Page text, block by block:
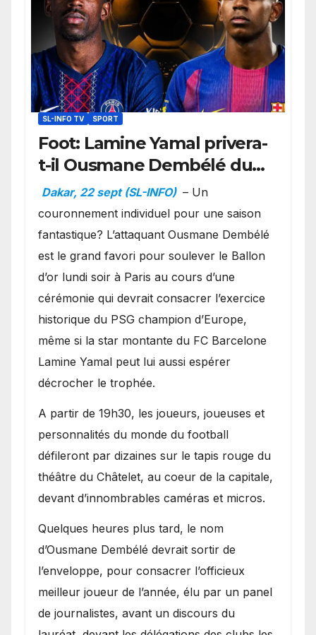
SL-INFO TV SPORT
Foot: Lamine Yamal privera-
t-il Ousmane Dembélé du
Ballon d’or ?
Dakar, 22 sept (SL-INFO) – Un
couronnement individuel pour une saison
fantastique? L’attaquant Ousmane Dembélé
est le grand favori pour soulever le Ballon
d’or lundi soir à Paris au cours d’une
cérémonie qui devrait consacrer l’exercice
historique du PSG champion d’Europe,
même si la star montante du FC Barcelone
Lamine Yamal peut lui aussi espérer
décrocher le trophée.
A partir de 19h30, les joueurs, joueuses et
personnalités du monde du football
défileront par dizaines sur le tapis rouge du
théâtre du Châtelet, au coeur de la capitale,
devant d’innombrables caméras et micros.
Quelques heures plus tard, le nom
d’Ousmane Dembélé devrait sortir de
l’enveloppe, pour consacrer l’officieux
meilleur joueur de l’année, élu par un panel
de journalistes, avant un discours du